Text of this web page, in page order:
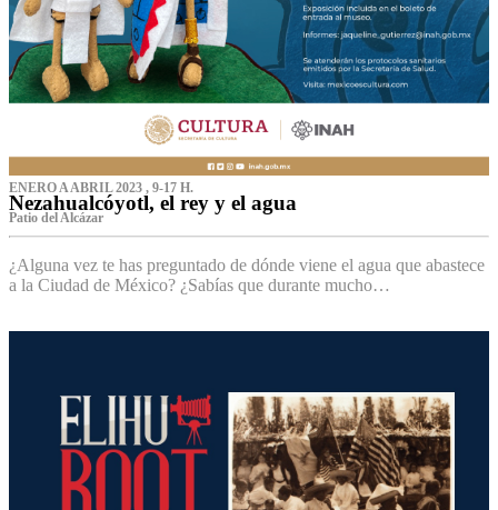
ENERO A ABRIL 2023 , 9-17 H.
Nezahualcóyotl, el rey y el agua
Patio del Alcázar
¿Alguna vez te has preguntado de dónde viene el agua que abastece
a la Ciudad de México? ¿Sabías que durante mucho…